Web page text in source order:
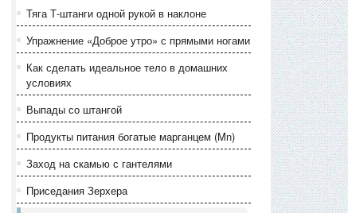
Тяга Т-штанги одной рукой в наклоне
Упражнение «Доброе утро» с прямыми ногами
Как сделать идеальное тело в домашних
условиях
Выпады со штангой
Продукты питания богатые марганцем (Mn)
Заход на скамью с гантелями
Приседания Зерхера